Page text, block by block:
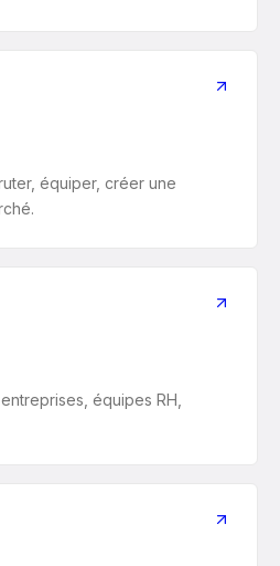
équiper, créer une
équipes RH,